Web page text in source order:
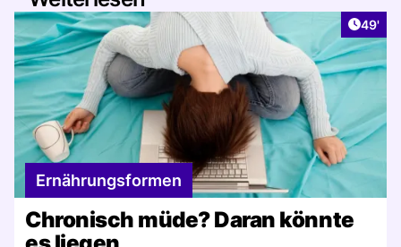
49'
Ernährungsformen
Chronisch müde? Daran könnte